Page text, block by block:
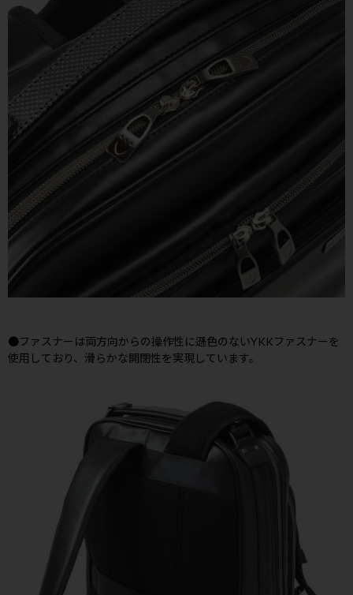
●ファスナーは両方向からの操作性に遜色のないYKKファスナーを
使用しており、滑らかな開閉性を実現しています。